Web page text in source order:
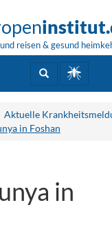
reisen & gesund
Aktuelle
in Foshan
in